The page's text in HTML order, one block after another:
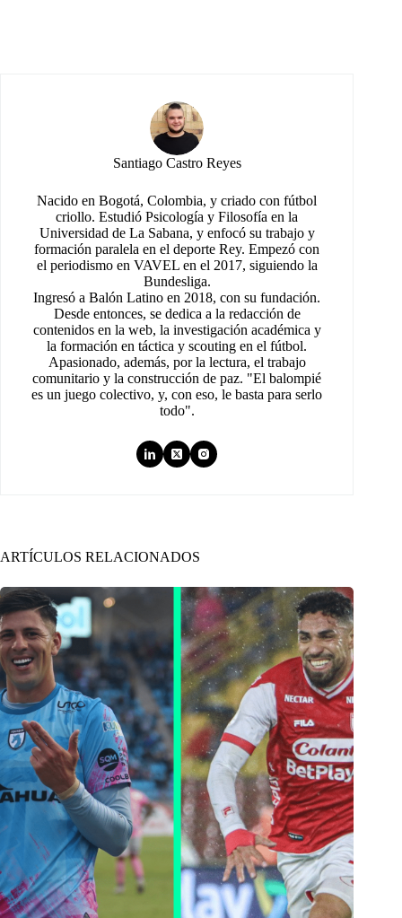
Santiago Castro Reyes
Nacido en Bogotá, Colombia, y criado con fútbol
criollo. Estudió Psicología y Filosofía en la
Universidad de La Sabana, y enfocó su trabajo y
formación paralela en el deporte Rey. Empezó con
el periodismo en VAVEL en el 2017, siguiendo la
Bundesliga.
Ingresó a Balón Latino en 2018, con su fundación.
Desde entonces, se dedica a la redacción de
contenidos en la web, la investigación académica y
la formación en táctica y scouting en el fútbol.
Apasionado, además, por la lectura, el trabajo
comunitario y la construcción de paz. "El balompié
es un juego colectivo, y, con eso, le basta para serlo
todo".
ARTÍCULOS RELACIONADOS